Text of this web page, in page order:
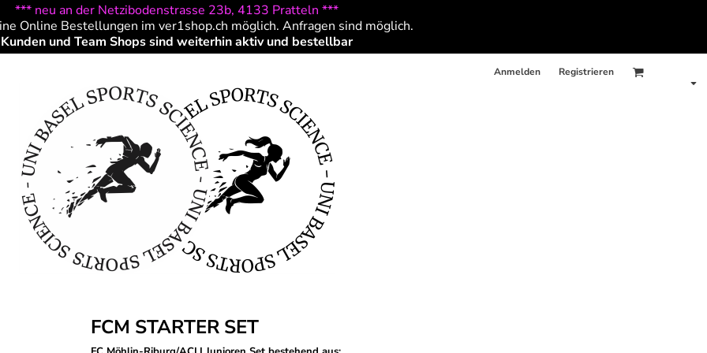
*** neu an der Netzibodenstrasse 23b, 4133 Pratteln ***
Online Bestellungen im ver1shop.ch möglich. Anfragen sind möglich.
Kunden und Team Shops sind weiterhin aktiv und bestellbar
Anmelden Registrieren
FCM STARTER SET